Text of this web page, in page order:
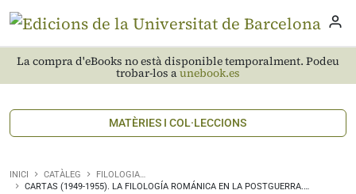
La compra d'eBooks no està disponible temporalment. Podeu
trobar-los aunebook.es
MATÈRIES I COL·LECCIONS
INICI CATÀLEG
FILOLOGIA…
CARTAS (1949-1955). LA FILOLOGÍA ROMÁNICA EN LA POSTGUERRA.…